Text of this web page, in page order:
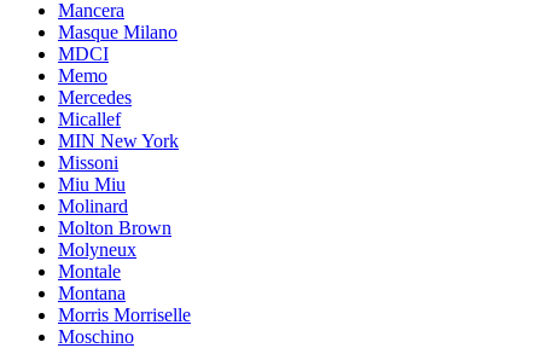
Mancera
Masque Milano
MDCI
Memo
Mercedes
Micallef
MIN New York
Missoni
Miu Miu
Molinard
Molton Brown
Molyneux
Montale
Montana
Morris Morriselle
Moschino